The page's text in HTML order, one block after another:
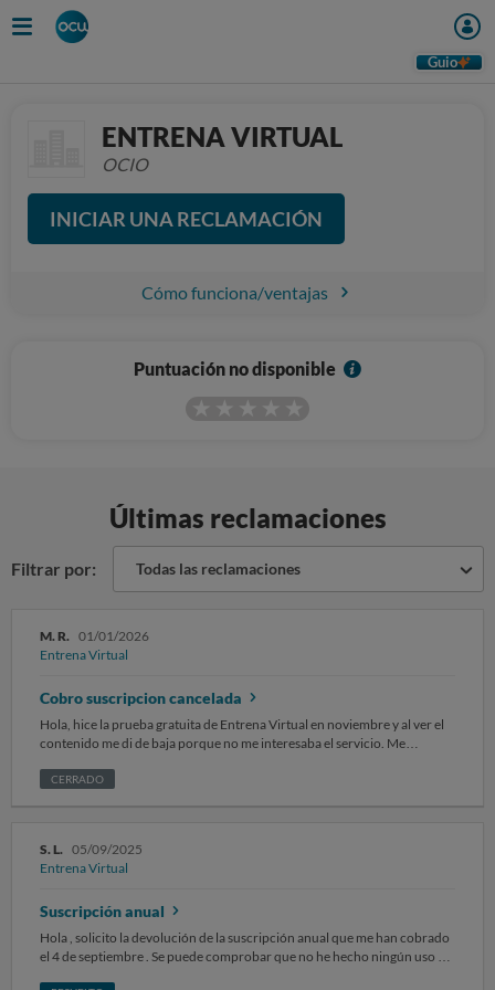
Guio
ENTRENA VIRTUAL
OCIO
INICIAR UNA RECLAMACIÓN
Cómo funciona/ventajas
Puntuación no disponible
I
Últimas reclamaciones
Filtrar por: Todas las reclamaciones
M. R. 01/01/2026
Entrena Virtual
Cobro suscripcion cancelada
Hola, hice la prueba gratuita de Entrena Virtual en noviembre y al ver el
contenido me di de baja porque no me interesaba el servicio. Me
entrar y de nuevo me di de baja cuando ya estaba cancelada y de nuevo el
suscripciones y que se me de de baja para siempre. Adjunto foto de la
cancelacion del producto.
CERRADO
S. L. 05/09/2025
Entrena Virtual
Suscripción anual
Hola , solicito la devolución de la suscripción anual que me han cobrado
el 4 de septiembre . Se puede comprobar que no he hecho ningún uso de